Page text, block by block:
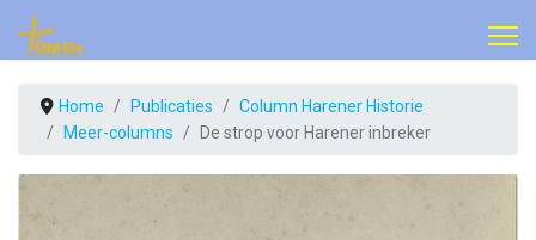
Home Publicaties
Column Harener Historie
Meer-columns
De strop voor Harener inbreker